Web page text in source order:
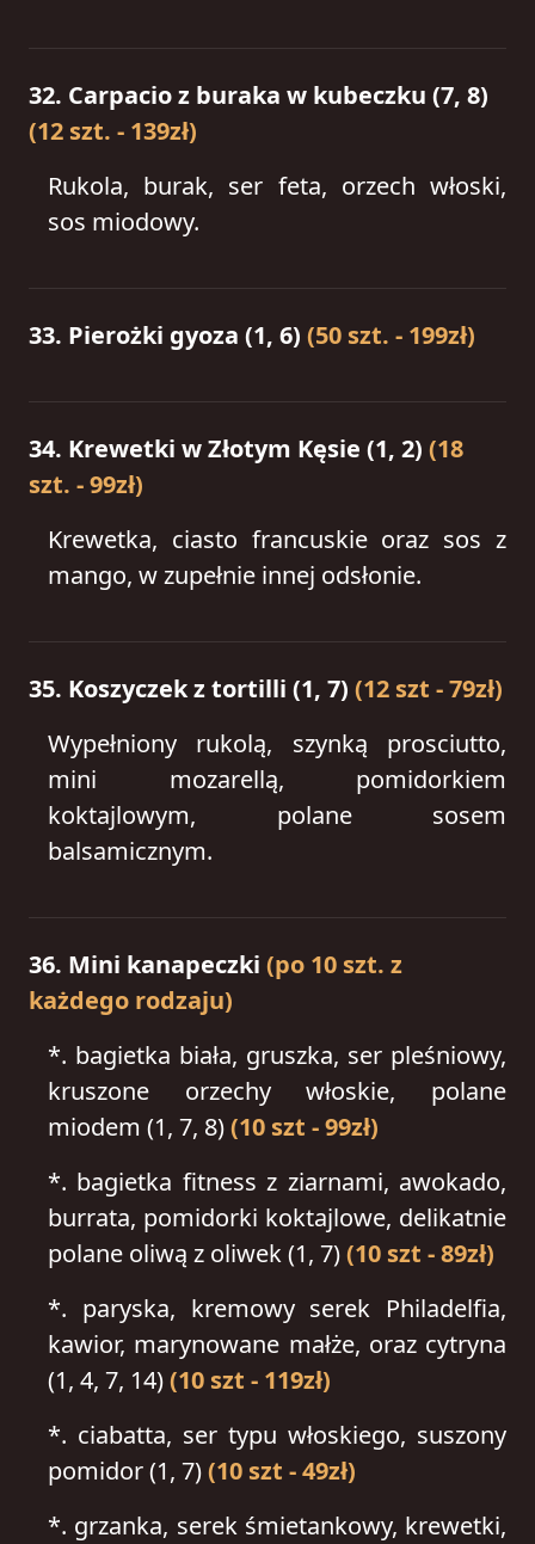
32. Carpacio z buraka w kubeczku (7, 8)
(12 szt. - 139zł)
Rukola, burak, ser feta, orzech włoski,
sos miodowy.
33. Pierożki gyoza (1, 6) (50 szt. - 199zł)
34. Krewetki w Złotym Kęsie (1, 2) (18
szt. - 99zł)
Krewetka, ciasto francuskie oraz sos z
mango, w zupełnie innej odsłonie.
35. Koszyczek z tortilli (1, 7) (12 szt - 79zł)
Wypełniony rukolą, szynką prosciutto,
mini mozarellą, pomidorkiem
koktajlowym, polane sosem
balsamicznym.
36. Mini kanapeczki (po 10 szt. z
każdego rodzaju)
*. bagietka biała, gruszka, ser pleśniowy,
kruszone orzechy włoskie, polane
miodem (1, 7, 8)(10 szt - 99zł)
*. bagietka fitness z ziarnami, awokado,
burrata, pomidorki koktajlowe, delikatnie
polane oliwą z oliwek (1, 7)(10 szt - 89zł)
*. paryska, kremowy serek Philadelfia,
kawior, marynowane małże, oraz cytryna
(1, 4, 7, 14)(10 szt - 119zł)
*. ciabatta, ser typu włoskiego, suszony
pomidor (1, 7)(10 szt - 49zł)
*. grzanka, serek śmietankowy, krewetki,